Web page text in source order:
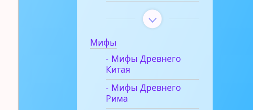
Мифы
- Мифы Древнего
Китая
- Мифы Древнего
Рима